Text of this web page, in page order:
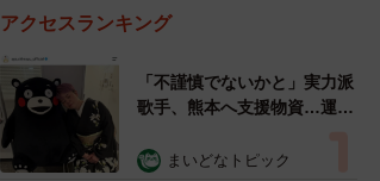
アクセスランキング
「不謹慎でないかと」実力派
歌手、熊本へ支援物資…運搬
めらい 「痛いほど伝わる」
まいどなトピック